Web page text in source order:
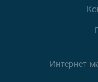
Интернет-